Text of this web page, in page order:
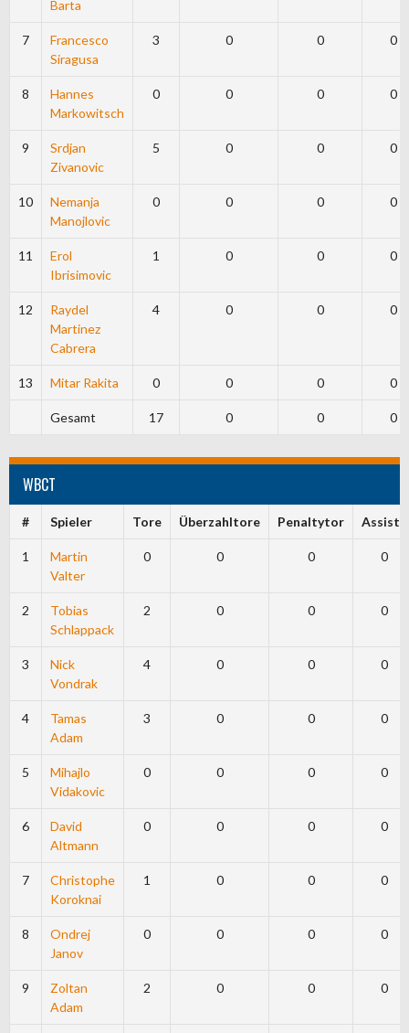
Barta
7
Francesco
Siragusa
3 0 0 0
8
Hannes
Markowitsch
0 0 0 0
9
Srdjan
Zivanovic
5 0 0 0
10
Nemanja
Manojlovic
0 0 0 0
11
Erol
Ibrisimovic
1 0 0 0
12
Raydel
Martinez
Cabrera
4 0 0 0
13 Mitar Rakita 0 0 0 0
Gesamt 17 0 0 0
WBCT
# Spieler Tore Überzahltore Penaltytor Assists
1
Martin
Valter
0 0 0 0
2
Tobias
Schlappack
2 0 0 0
3
Nick
Vondrak
4 0 0 0
4
Tamas
Adam
3 0 0 0
5
Mihajlo
Vidakovic
0 0 0 0
6
David
Altmann
0 0 0 0
7
Christophe
Koroknai
1 0 0 0
8
Ondrej
Janov
0 0 0 0
9
Zoltan
Adam
2 0 0 0